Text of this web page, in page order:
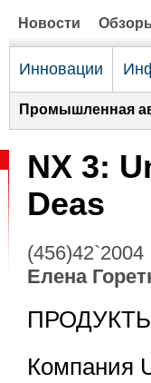
Новости
Инновации
Промышленная
NX 3:
Deas
(456)42`2004
Елена
Компания